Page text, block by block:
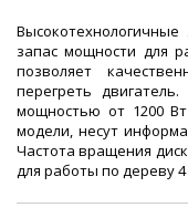
запас мощности для
позволяет
перегреть
мощностью от 1200
модели, несут
Частота вращения
для работы по дереву